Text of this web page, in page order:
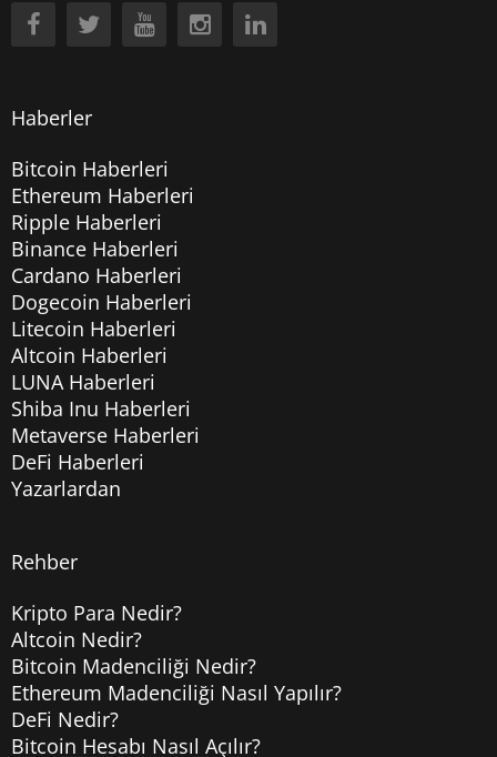
Haberler
Bitcoin Haberleri
Ethereum Haberleri
Ripple Haberleri
Binance Haberleri
Cardano Haberleri
Dogecoin Haberleri
Litecoin Haberleri
Altcoin Haberleri
LUNA Haberleri
Shiba Inu Haberleri
Metaverse Haberleri
DeFi Haberleri
Yazarlardan
Rehber
Kripto Para Nedir?
Altcoin Nedir?
Bitcoin Madenciliği Nedir?
Ethereum Madenciliği Nasıl Yapılır?
DeFi Nedir?
Bitcoin Hesabı Nasıl Açılır?